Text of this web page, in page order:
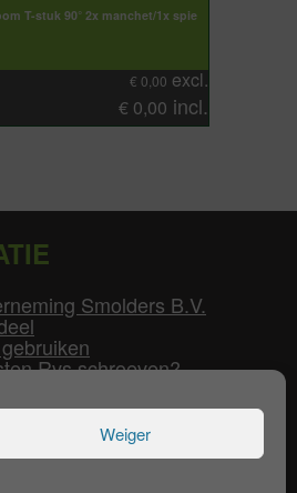
Weiger
T-stuk 90° 2x manchet/1x spie
€ 0,00 excl.
€ 0,00 incl.
Smolders B.V.
Rvs schroeven?